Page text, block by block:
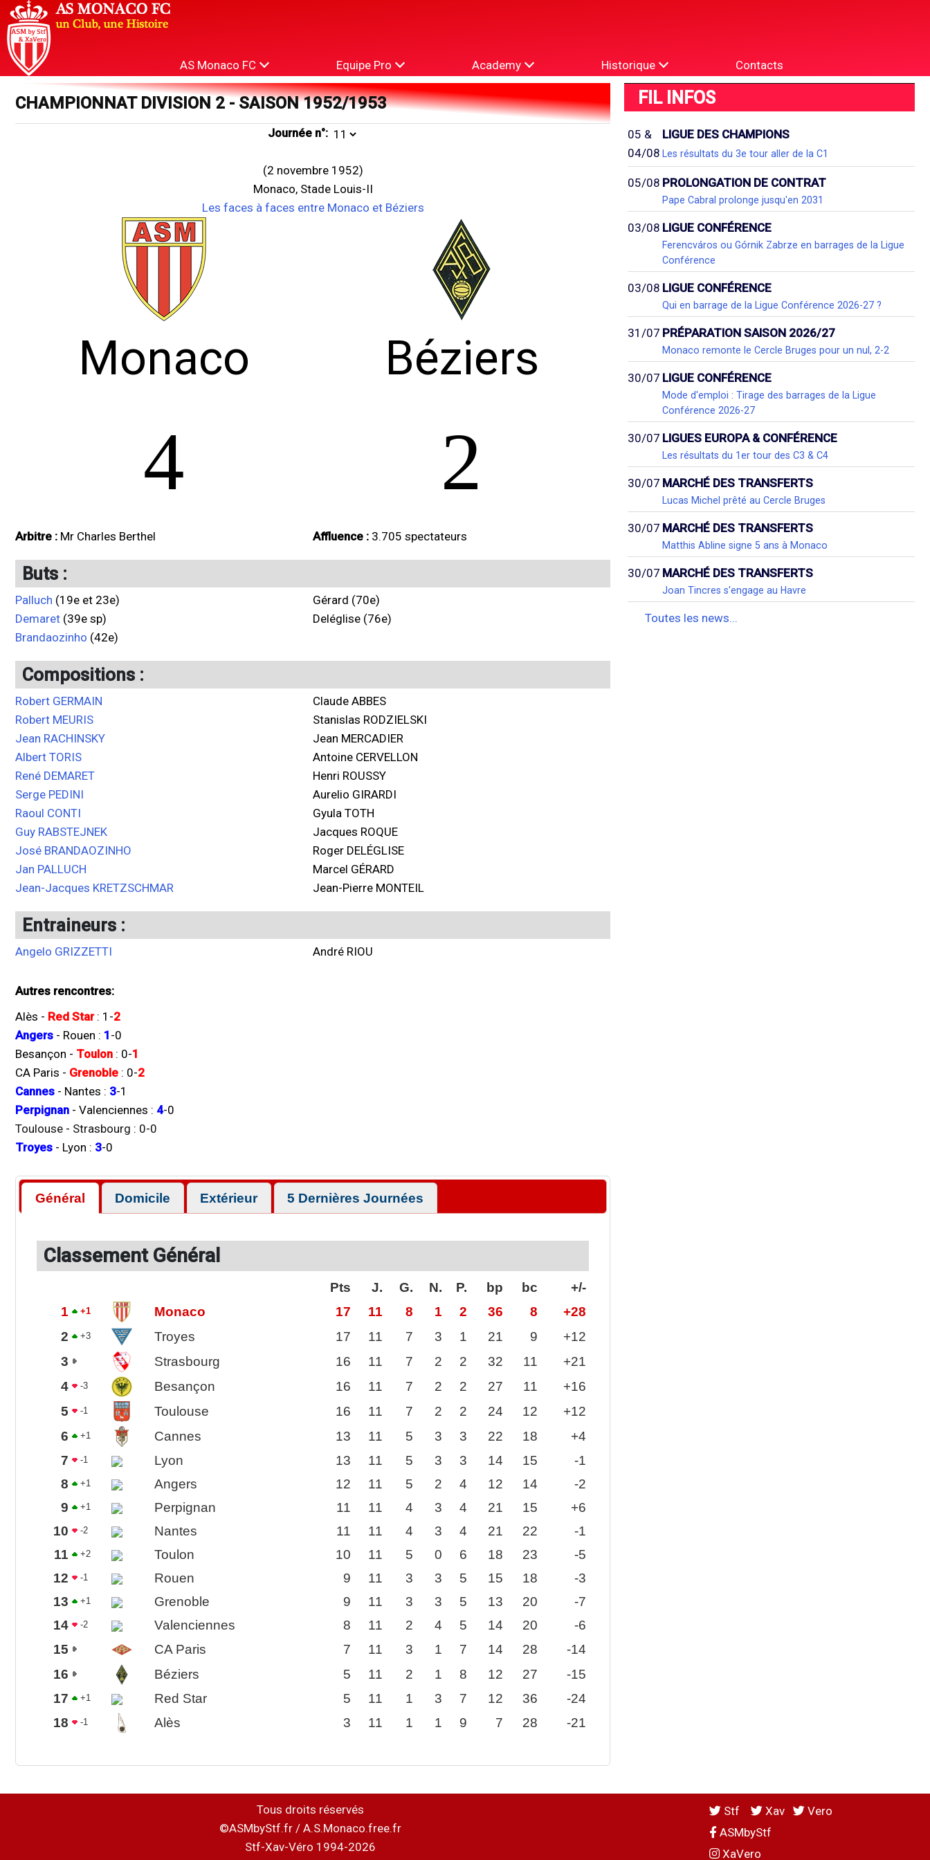
AS Monaco FC Equipe Pro Academy Historique Contacts
CHAMPIONNAT DIVISION 2 - SAISON 1952/1953
Journée n°:
(2 novembre 1952)
Monaco, Stade Louis-II
Les faces à faces entre Monaco et Béziers
Monaco Béziers
4 2
Arbitre : Mr Charles Berthel Affluence : 3.705 spectateurs
Buts :
Palluch (19e et 23e)
Demaret (39e sp)
Brandaozinho (42e)
Gérard (70e)
Deléglise (76e)
Compositions :
Robert GERMAIN
Robert MEURIS
Jean RACHINSKY
Albert TORIS
René DEMARET
Serge PEDINI
Raoul CONTI
Guy RABSTEJNEK
José BRANDAOZINHO
Jan PALLUCH
Jean-Jacques KRETZSCHMAR
Claude ABBES
Stanislas RODZIELSKI
Jean MERCADIER
Antoine CERVELLON
Henri ROUSSY
Aurelio GIRARDI
Gyula TOTH
Jacques ROQUE
Roger DELÉGLISE
Marcel GÉRARD
Jean-Pierre MONTEIL
Entraineurs :
Angelo GRIZZETTI André RIOU
Autres rencontres:
Alès - Red Star: 1 -2
Angers - Rouen : 1 -0
Besançon - Toulon : 0-1
CA Paris - Grenoble : 0-2
Cannes - Nantes : 3-1
Perpignan - Valenciennes : 4-0
Toulouse - Strasbourg : 0-0
Troyes - Lyon : 3-0
Général Domicile Extérieur 5 Dernières Journées
Classement Général
Pts J. G. N. P. bp bc
+/-
1
+1 Monaco 17 11 8 1 2 36 8
+28
2
+3 Troyes 17 11 7 3 1 21 9
+12
3
Strasbourg 16 11 7 2 2 32 11
+21
4
-3 Besançon 16 11 7 2 2 27 11
+16
5
-1 Toulouse 16 11 7 2 2 24 12
+12
6
+1 Cannes 13 11 5 3 3 22 18
+4
7
-1 Lyon 13 11 5 3 3 14 15
-1
8
+1 Angers 12 11 5 2 4 12 14
-2
9
+1 Perpignan 11 11 4 3 4 21 15
+6
10
-2 Nantes 11 11 4 3 4 21 22
-1
11
+2 Toulon 10 11 5 0 6 18 23
-5
12
-1 Rouen 9 11 3 3 5 15 18
-3
13
+1 Grenoble 9 11 3 3 5 13 20
-7
14
-2 Valenciennes 8 11 2 4 5 14 20
-6
15
CA Paris 7 11 3 1 7 14 28
-14
16
Béziers 5 11 2 1 8 12 27
-15
17
+1 Red Star 5 11 1 3 7 12 36
-24
18
-1 Alès 3 11 1 1 9 7 28 -21
FIL INFOS
05 &
04/08
LIGUE DES CHAMPIONS
Les résultats du 3e tour aller de la C1
05/08 PROLONGATION DE CONTRAT
Pape Cabral prolonge jusqu'en 2031
03/08 LIGUE CONFÉRENCE
Ferencváros ou Górnik Zabrze en barrages de la Ligue
Conférence
03/08 LIGUE CONFÉRENCE
Qui en barrage de la Ligue Conférence 2026-27 ?
31/07 PRÉPARATION SAISON 2026/27
Monaco remonte le Cercle Bruges pour un nul, 2-2
30/07 LIGUE CONFÉRENCE
Mode d'emploi : Tirage des barrages de la Ligue
Conférence 2026-27
30/07 LIGUES EUROPA & CONFÉRENCE
Les résultats du 1er tour des C3 & C4
30/07 MARCHÉ DES TRANSFERTS
Lucas Michel prêté au Cercle Bruges
30/07 MARCHÉ DES TRANSFERTS
Matthis Abline signe 5 ans à Monaco
30/07 MARCHÉ DES TRANSFERTS
Joan Tincres s'engage au Havre
Toutes les news...
Tous droits réservés
©ASMbyStf.fr / A.S.Monaco.free.fr
Stf-Xav-Véro 1994-2026
Stf Xav
Vero
ASMbyStf
XaVero